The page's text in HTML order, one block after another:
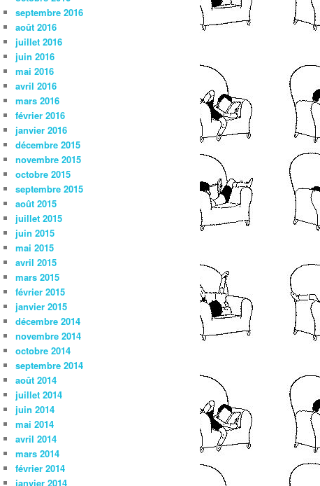
septembre 2016
août 2016
juillet 2016
juin 2016
mai 2016
avril 2016
mars 2016
février 2016
janvier 2016
décembre 2015
novembre 2015
octobre 2015
septembre 2015
août 2015
juillet 2015
juin 2015
mai 2015
avril 2015
mars 2015
février 2015
janvier 2015
décembre 2014
novembre 2014
octobre 2014
septembre 2014
août 2014
juillet 2014
juin 2014
mai 2014
avril 2014
mars 2014
février 2014
janvier 2014